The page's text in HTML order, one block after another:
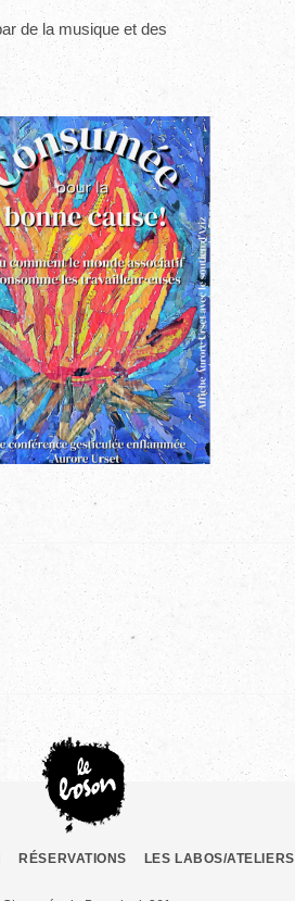
de la musique et des
RÉSERVATIONS LES LABOS/ATELIERS